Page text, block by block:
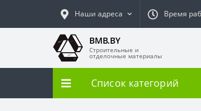
Наши адреса Время
BMB.BY
Строительные и
отделочные материалы
Список категорий